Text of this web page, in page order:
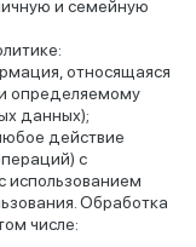
и семейную
относящаяся
определяемому
данных);
действие
с
Обработка
числе: